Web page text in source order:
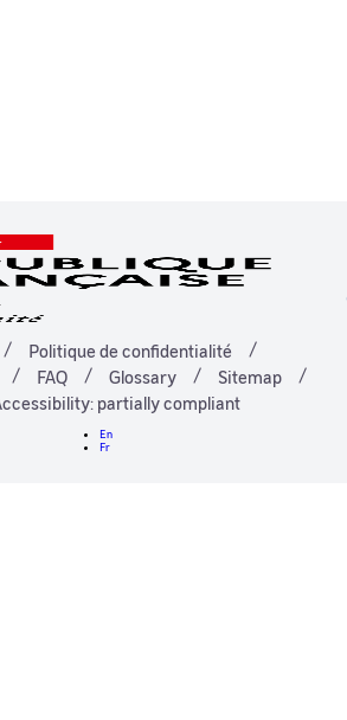
Politique de confidentialité
FAQ Glossary
Sitemap
partially compliant
En
Fr